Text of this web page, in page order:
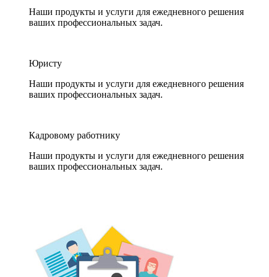
Наши продукты и услуги для ежедневного решения
ваших профессиональных задач.
Юристу
Наши продукты и услуги для ежедневного решения
ваших профессиональных задач.
Кадровому работнику
Наши продукты и услуги для ежедневного решения
ваших профессиональных задач.